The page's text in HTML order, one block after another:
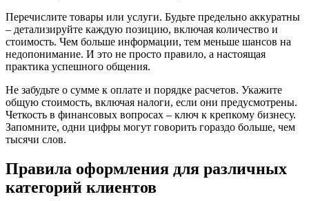
Перечислите товары или услуги. Будьте предельно аккуратны
– детализируйте каждую позицию, включая количество и
стоимость. Чем больше информации, тем меньше шансов на
недопонимание. И это не просто правило, а настоящая
практика успешного общения.
Не забудьте о сумме к оплате и порядке расчетов. Укажите
общую стоимость, включая налоги, если они предусмотрены.
Четкость в финансовых вопросах – ключ к крепкому бизнесу.
Запомните, одни цифры могут говорить гораздо больше, чем
тысячи слов.
Правила оформления для различных
категорий клиентов